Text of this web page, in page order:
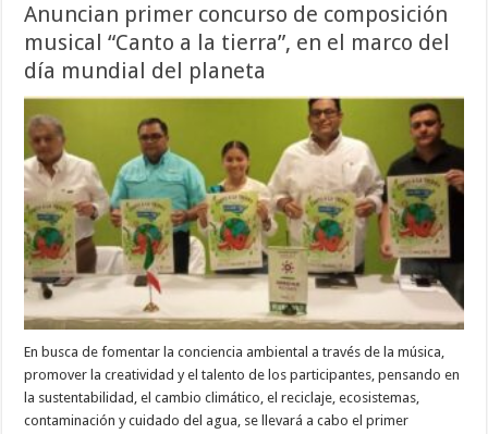
Anuncian primer concurso de composición
musical “Canto a la tierra”, en el marco del
día mundial del planeta
En busca de fomentar la conciencia ambiental a través de la música,
promover la creatividad y el talento de los participantes, pensando en
la sustentabilidad, el cambio climático, el reciclaje, ecosistemas,
contaminación y cuidado del agua, se llevará a cabo el primer